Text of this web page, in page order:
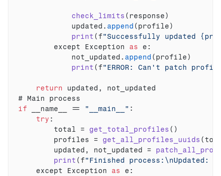
check_limits ( response)
updated . append ( profile)
print ( f"Successfully updated
except Exception as e :
not_updated . append ( profile)
print ( f"ERROR: Can't patch
return updated ,
not_updated
# Main process
if
__name__ == "__main__" :
try :
total = get_total_profiles ( )
profiles = get_all_profiles_uuids (
updated , not_updated =
print ( f"Finished process:\nUpdated:
except Exception as e :